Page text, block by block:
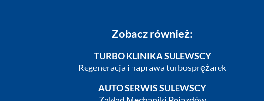
Zobacz również:
TURBO KLINIKA SULEWSCY
Regeneracja i naprawa turbosprężarek
AUTO SERWIS SULEWSCY